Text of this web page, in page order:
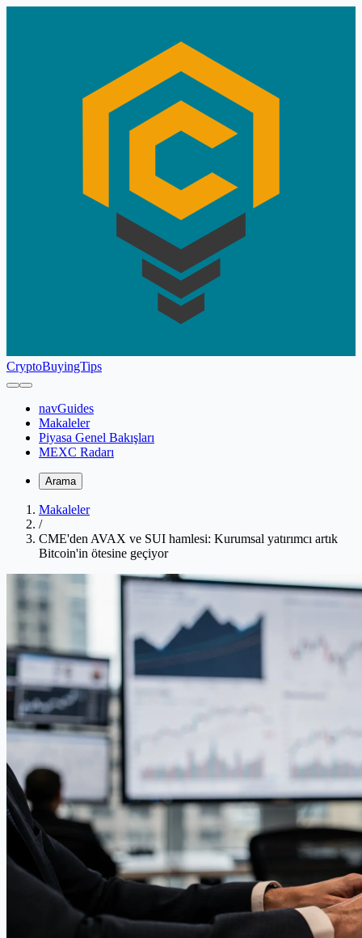
CryptoBuyingTips
navGuides
Makaleler
Piyasa Genel Bakışları
MEXC Radarı
Arama
Makaleler
/
CME'den AVAX ve SUI hamlesi: Kurumsal yatırımcı artık
Bitcoin'in ötesine geçiyor